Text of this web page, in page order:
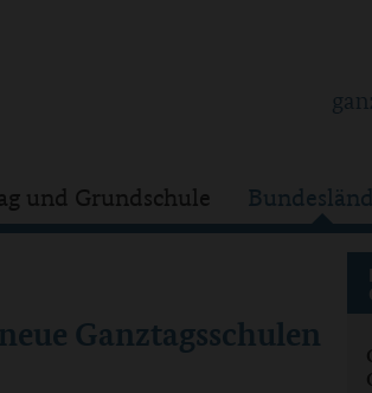
und Grundschule
Ganztagsschulen